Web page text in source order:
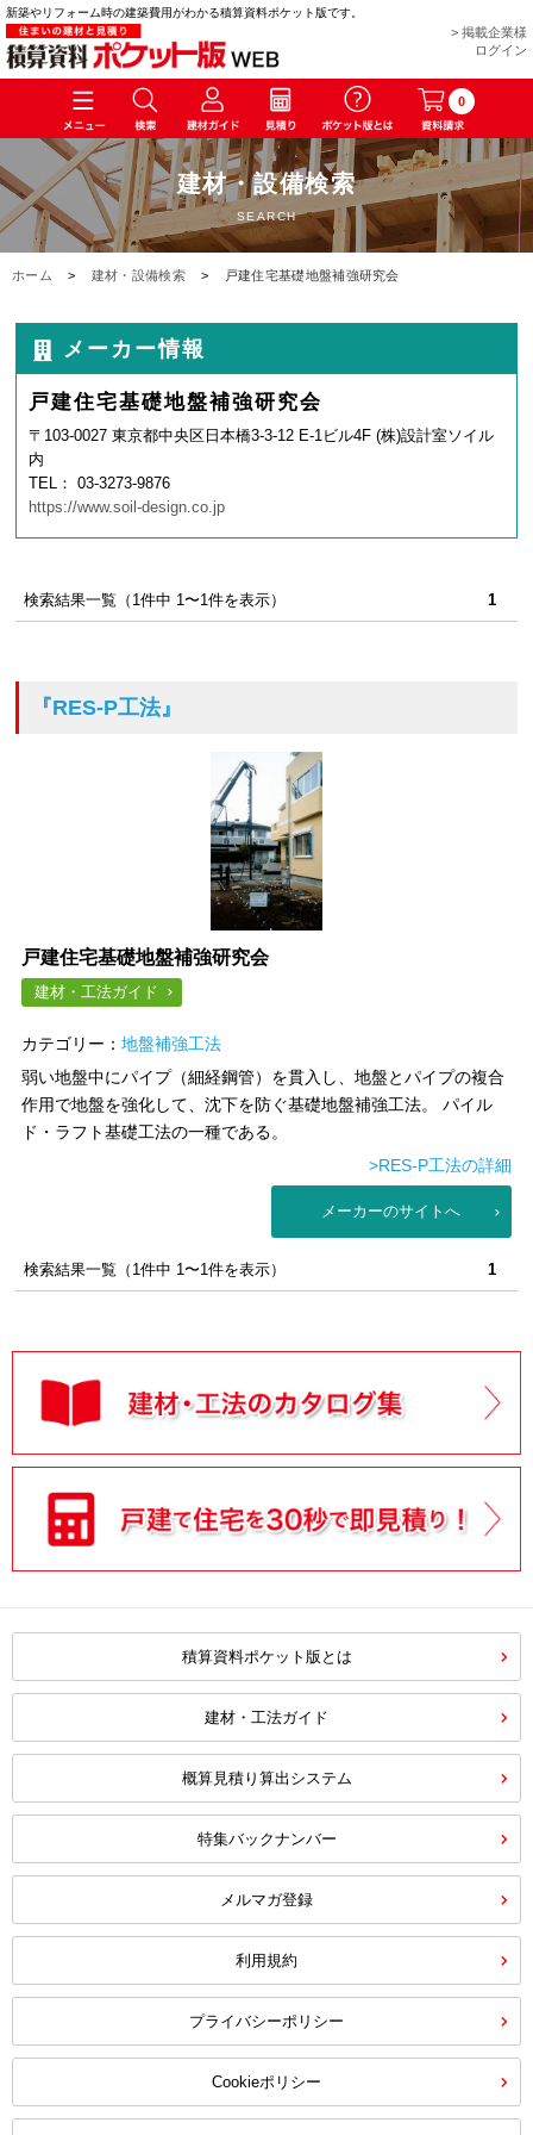
新築やリフォーム時の建築費用がわかる積算資料ポケット版です。
> 掲載企業様
ログイン
0
建材・設備検索
SEARCH
ホーム > 建材・設備検索 > 戸建住宅基礎地盤補強研究会
メーカー情報
戸建住宅基礎地盤補強研究会
〒103-0027 東京都中央区日本橋3-3-12 E-1ビル4F (株)設計室ソイル
内
TEL： 03-3273-9876
https://www.soil-design.co.jp
検索結果一覧（1件中 1〜1件を表示） 1
『RES-P工法』
戸建住宅基礎地盤補強研究会
建材・工法ガイド
カテゴリー：地盤補強工法
弱い地盤中にパイプ（細経鋼管）を貫入し、地盤とパイプの複合
作用で地盤を強化して、沈下を防ぐ基礎地盤補強工法。 パイル
ド・ラフト基礎工法の一種である。
>RES-P工法の詳細
メーカーのサイトへ
検索結果一覧（1件中 1〜1件を表示） 1
積算資料ポケット版とは
建材・工法ガイド
概算見積り算出システム
特集バックナンバー
メルマガ登録
利用規約
プライバシーポリシー
Cookieポリシー